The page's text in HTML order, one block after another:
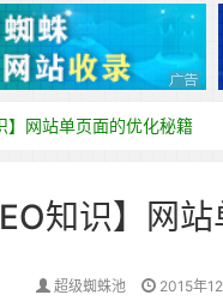
】网站单页面的优化秘籍
知识】网
超级蜘蛛池 2015年